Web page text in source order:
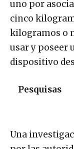
uno por
cinco
kilogramos o
usar y poseer
dispositivo
Pesquisas
Una